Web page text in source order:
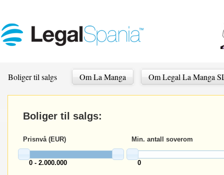
Boliger til salgs Om La Manga Om Legal La Manga
Boliger til salgs:
Prisnvå (EUR) Min. antall soverom